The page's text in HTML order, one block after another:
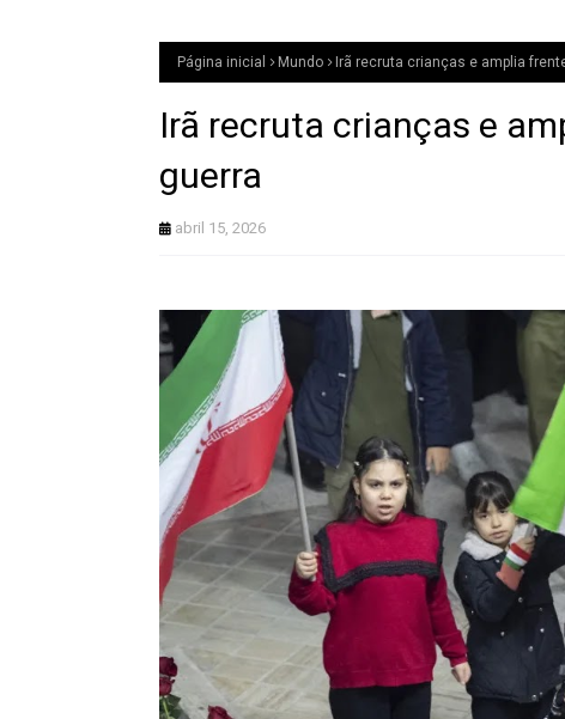
Página inicial Mundo Irã recruta crianças e amplia
Irã recruta crianças e
guerra
abril 15, 2026